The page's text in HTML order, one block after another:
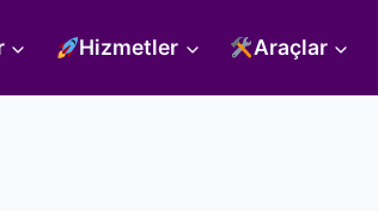
Hizmetler Araçlar